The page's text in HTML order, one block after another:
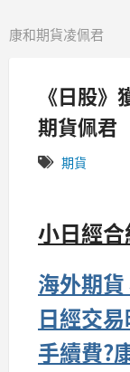
康和期貨凌佩君
《日股
期貨佩君
期貨
小日經
海外期
日經交
手續費?